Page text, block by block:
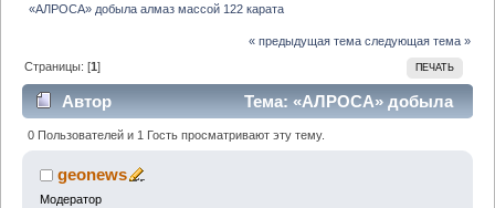
«АЛРОСА» добыла алмаз массой 122 карата
« предыдущая тема следующая тема »
ПЕЧАТЬ
Страницы: [1]
Автор
Тема: «АЛРОСА» добыла
алмаз массой 122 карата (Прочитано 716 раз)
0 Пользователей и 1 Гость просматривают эту тему.
geonews
Модератор